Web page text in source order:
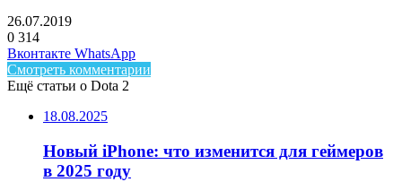
26.07.2019
0 314
Facebook
Twitter
LinkedIn
Вконтакте WhatsAppTelegram
Смотреть комментарии
Ещё статьи о Dota 2
18.08.2025
Новый iPhone: что изменится для геймеров
в 2025 году